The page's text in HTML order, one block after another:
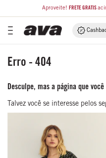
Aproveite! FRETE GRÁTIS
Erro - 404
Desculpe, mas a página que
Talvez você se interesse pelos